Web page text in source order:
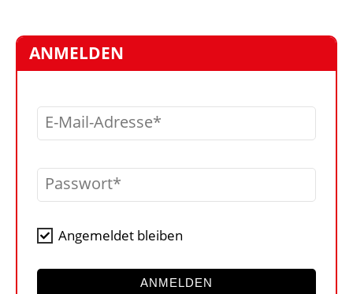
VIDEOS
BIBLIOTHEK
KRAN & BÜHNE
KONTAKT
ANMELDEN
E-Mail-Adresse
Passwort
Angemeldet bleiben
ANMELDEN